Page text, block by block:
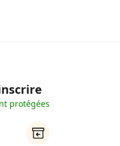
protégées